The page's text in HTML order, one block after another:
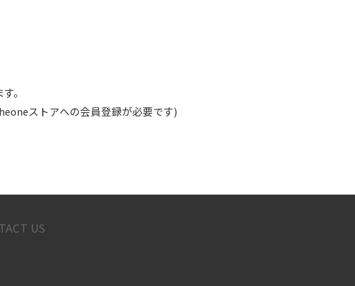
。
ストアへの会員登録が必要です)
US